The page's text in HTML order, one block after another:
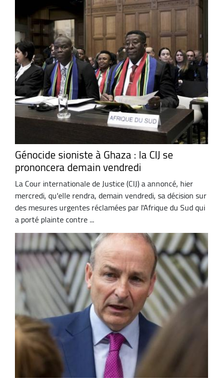
Génocide sioniste à Ghaza : la CIJ se
prononcera demain vendredi
La Cour internationale de Justice (CIJ) a annoncé, hier
mercredi, qu'elle rendra, demain vendredi, sa décision sur
des mesures urgentes réclamées par l'Afrique du Sud qui
a porté plainte contre ...